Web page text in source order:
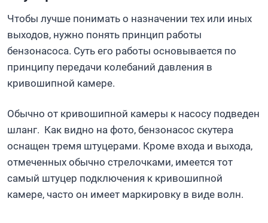
Чтобы лучше понимать о назначении тех или иных
выходов, нужно понять принцип работы
бензонасоса. Суть его работы основывается по
принципу передачи колебаний давления в
кривошипной камере.
Обычно от кривошипной камеры к насосу подведен
шланг. Как видно на фото, бензонасос скутера
оснащен тремя штуцерами. Кроме входа и выхода,
отмеченных обычно стрелочками, имеется тот
самый штуцер подключения к кривошипной
камере, часто он имеет маркировку в виде волн.